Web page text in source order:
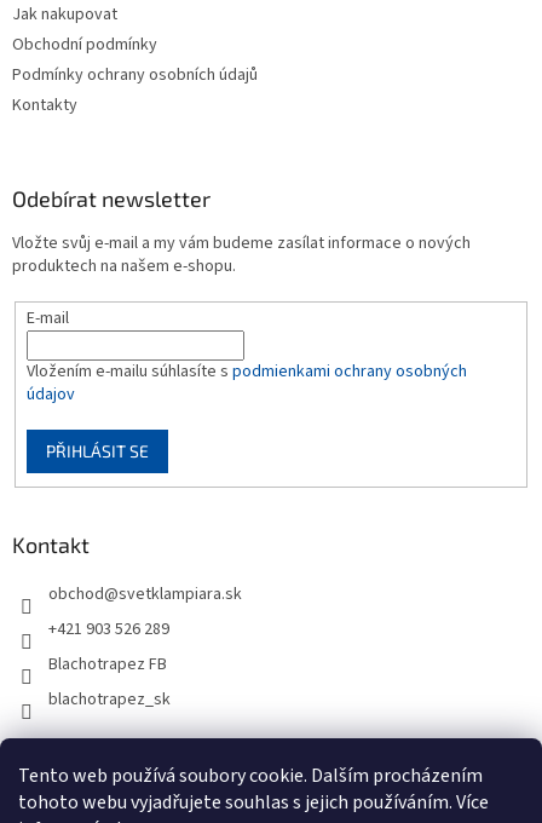
Tento web používá soubory cookie. Dalším procházením
tohoto webu vyjadřujete souhlas s jejich používáním. Více
Jak nakupovat
Obchodní podmínky
Podmínky ochrany osobních údajů
Kontakty
Odebírat newsletter
Vložte svůj e-mail a my vám budeme zasílat informace o nových
produktech na našem e-shopu.
E-mail
Vložením e-mailu súhlasíte s podmienkami ochrany osobných
údajov
PŘIHLÁSIT SE
Kontakt
obchod@svetklampiara.sk
+421 903 526 289
Blachotrapez FB
blachotrapez_sk